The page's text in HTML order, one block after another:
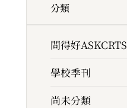
分類
問得好ASKCRTS
學校季刊
尚未分類